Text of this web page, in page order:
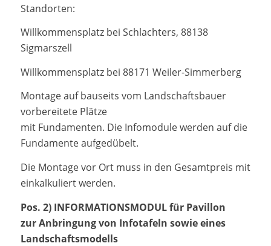
Standorten:
Willkommensplatz bei Schlachters, 88138
Sigmarszell
Willkommensplatz bei 88171 Weiler-Simmerberg
Montage auf bauseits vom Landschaftsbauer
vorbereitete Plätze
mit Fundamenten. Die Infomodule werden auf die
Fundamente aufgedübelt.
Die Montage vor Ort muss in den Gesamtpreis mit
einkalkuliert werden.
Pos. 2) INFORMATIONSMODUL für Pavillon
zur Anbringung von Infotafeln sowie eines
Landschaftsmodells